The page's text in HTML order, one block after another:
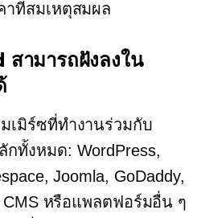
าที่สมเหตุสมผล
สามารถฝังลงใน
เมิร์ซที่ทำงานร่วมกับ
ทั้งหมด: WordPress,
Joomla, GoDaddy,
CMS หรือแพลตฟอร์มอื่น ๆ